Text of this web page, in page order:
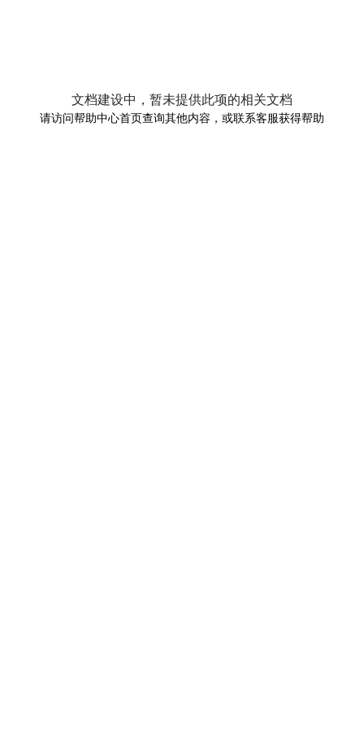
文档建设中，暂未提供此项的相关文档
请访问帮助中心首页查询其他内容，或联系客服获得帮助